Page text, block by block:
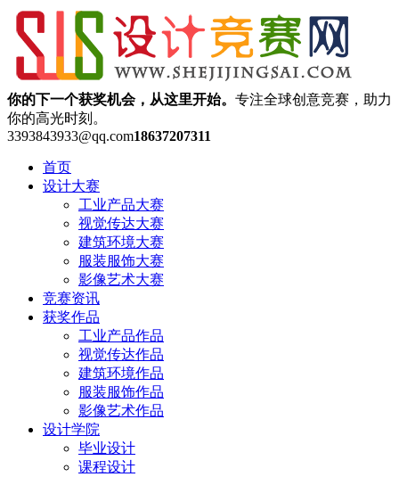
你的下一个获奖机会，从这里开始。 专注全球创意竞赛，助力
你的高光时刻。
3393843933@qq.com18637207311
首页
设计大赛
工业产品大赛
视觉传达大赛
建筑环境大赛
服装服饰大赛
影像艺术大赛
竞赛资讯
获奖作品
工业产品作品
视觉传达作品
建筑环境作品
服装服饰作品
影像艺术作品
设计学院
毕业设计
课程设计